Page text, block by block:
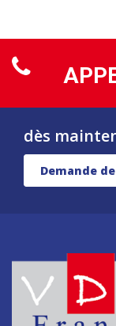
dès
Demande